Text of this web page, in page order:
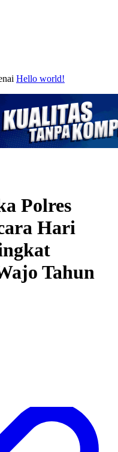
Hello world!
Polres
Hari
Tahun